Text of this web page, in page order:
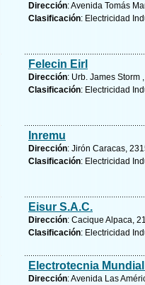
Dirección: Avenida Tomás
Clasificación: Electricidad
Felecin Eirl
Dirección: Urb. James Storm
Clasificación: Electricidad
Inremu
Dirección: Jirón Caracas,
Clasificación: Electricidad
Eisur S.A.C.
Dirección: Cacique Alpaca,
Clasificación: Electricidad
Electrotecnia
Dirección: Avenida Las